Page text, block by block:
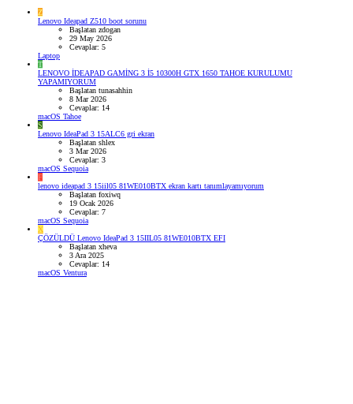
Z
Lenovo Ideapad Z510 boot sorunu
Başlatan zdogan
29 May 2026
Cevaplar: 5
Laptop
T
LENOVO İDEAPAD GAMİNG 3 İ5 10300H GTX 1650 TAHOE KURULUMU
YAPAMIYORUM
Başlatan tunasahhin
8 Mar 2026
Cevaplar: 14
macOS Tahoe
S
Lenovo IdeaPad 3 15ALC6 gri ekran
Başlatan shlex
3 Mar 2026
Cevaplar: 3
macOS Sequoia
F
lenovo ideapad 3 15iil05 81WE010BTX ekran kartı tanımlayamıyorum
Başlatan foxiwq
19 Ocak 2026
Cevaplar: 7
macOS Sequoia
X
ÇÖZÜLDÜ Lenovo IdeaPad 3 15IIL05 81WE010BTX EFI
Başlatan xheva
3 Ara 2025
Cevaplar: 14
macOS Ventura